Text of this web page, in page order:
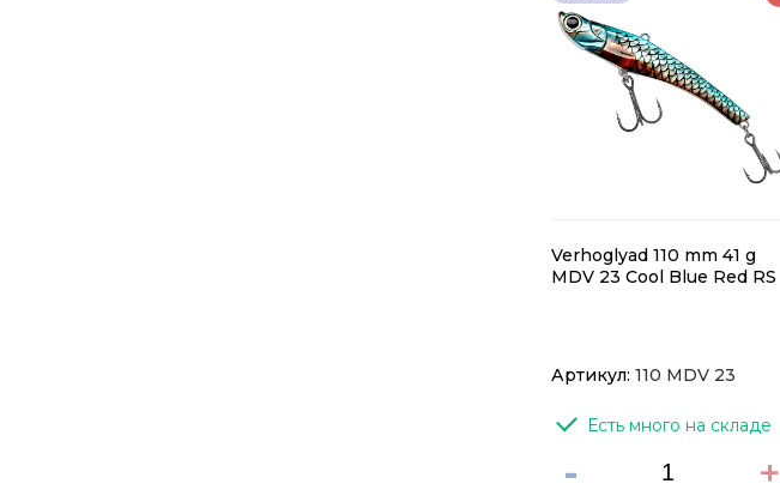
Verhoglyad 110 mm 41 g
MDV 23 Cool Blue Red RS
Артикул: 110 MDV 23
Есть много на складе
- +